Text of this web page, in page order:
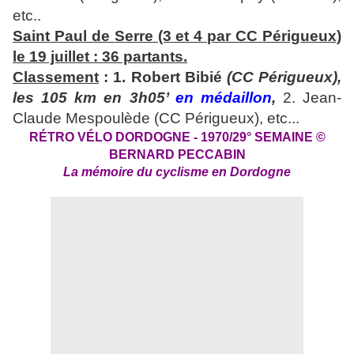
etc..
Saint Paul de Serre (3 et 4 par CC Périgueux)
le 19 juillet : 36 partants.
Classement : 1. Robert Bibié (CC Périgueux),
les 105 km en 3h05’ en médaillon, 2. Jean-
Claude Mespoulède (CC Périgueux), etc...
RÉTRO VÉLO DORDOGNE - 1970/29°SEMAINE ©
BERNARD PECCABIN
La mémoire du cyclisme en Dordogne